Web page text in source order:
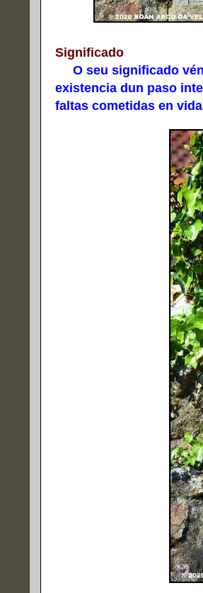
Significado
O seu significado vén
existencia dun paso
faltas cometidas en